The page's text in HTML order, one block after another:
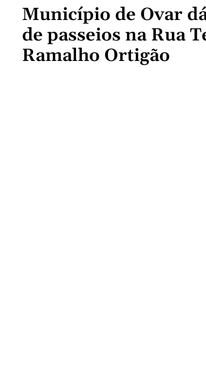
Município de Ovar
de passeios na Rua
Ramalho Ortigão